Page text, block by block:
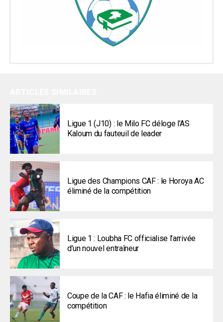
Ligue 1 (J10) : le Milo FC déloge l’AS
Kaloum du fauteuil de leader
Ligue des Champions CAF : le Horoya AC
éliminé de la compétition
Ligue 1 : Loubha FC officialise l’arrivée
d’un nouvel entraîneur
Coupe de la CAF : le Hafia éliminé de la
compétition